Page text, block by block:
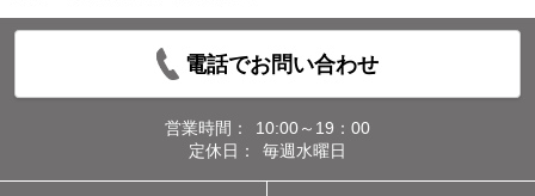
電話でお問い合わせ
営業時間：
10:00～19：00
定休日：
毎週水曜日